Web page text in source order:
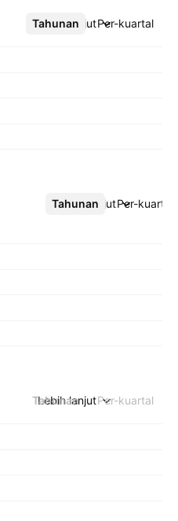
Tahunan Per-kuartal
Lebih lanjut
Tahunan Per-kuartal
Lebih lanjut
Tahunan Per-kuartal
Lebih lanjut